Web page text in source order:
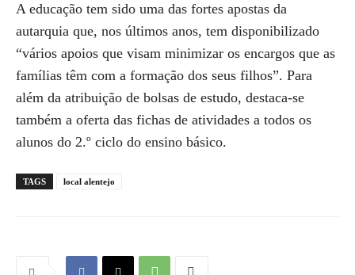
A educação tem sido uma das fortes apostas da
autarquia que, nos últimos anos, tem disponibilizado
“vários apoios que visam minimizar os encargos que as
famílias têm com a formação dos seus filhos”. Para
além da atribuição de bolsas de estudo, destaca-se
também a oferta das fichas de atividades a todos os
alunos do 2.º ciclo do ensino básico.
TAGS local alentejo